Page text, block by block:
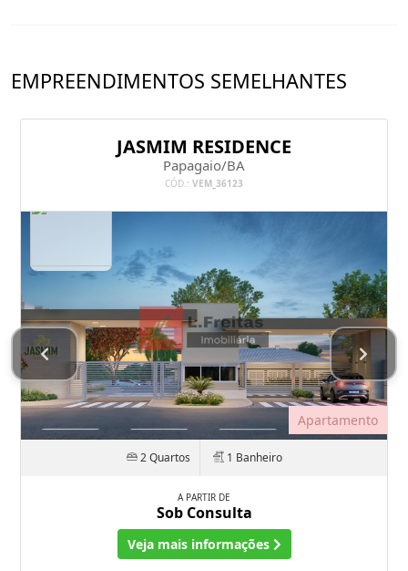
EMPREENDIMENTOS SEMELHANTES
JASMIM RESIDENCE
Papagaio/BA
CÓD.: VEM_36123
Apartamento
2 Quartos 1 Banheiro
A PARTIR DE
Sob Consulta
Veja mais informações